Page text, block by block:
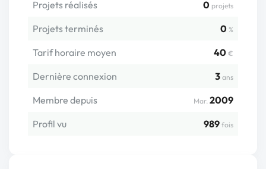
Projets réalisés 0 projets
Projets terminés 0 %
Tarif horaire moyen 40 €
Dernière connexion 3 ans
Membre depuis Mar. 2009
Profil vu
989 fois